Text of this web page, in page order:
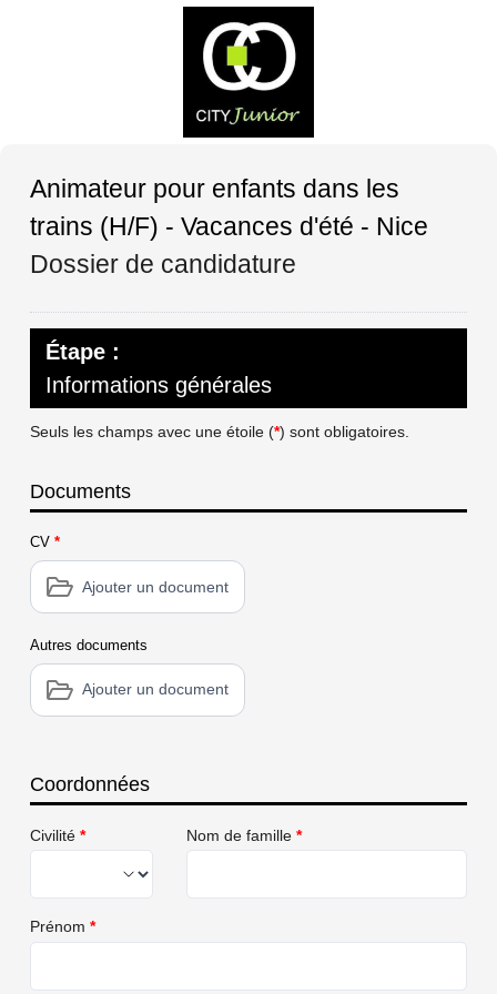
Animateur pour enfants dans les
trains (H/F) - Vacances d'été - Nice
Dossier de candidature
Étape :
Informations générales
Seuls les champs avec une étoile (*) sont obligatoires.
Documents
CV*
Ajouter un document
Autres documents
Ajouter un document
Coordonnées
Civilité* Nom de famille*
Prénom*